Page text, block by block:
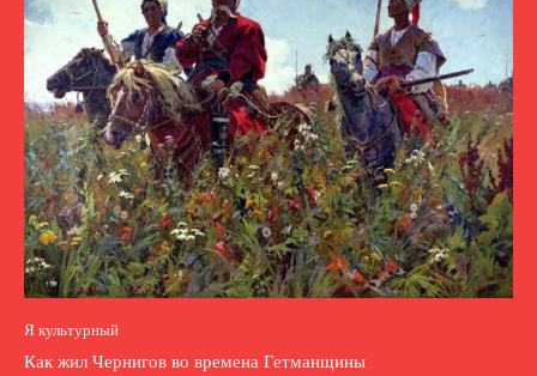
Я культурный
Как жил Чернигов во времена Гетманщины